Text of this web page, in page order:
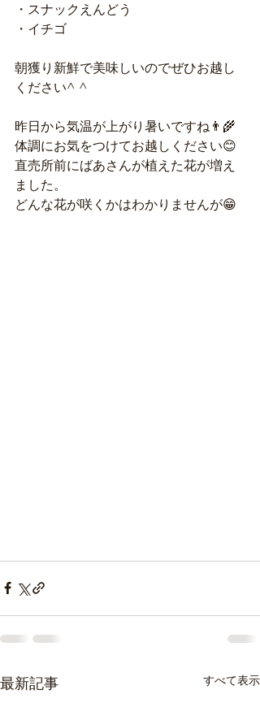
・スナックえんどう
・イチゴ
朝獲り新鮮で美味しいのでぜひお越し
ください^ ^
昨日から気温が上がり暑いですね👨‍🌾
体調にお気をつけてお越しください😊
直売所前にばあさんが植えた花が増え
ました。
どんな花が咲くかはわかりませんが😁
最新記事 すべて表示